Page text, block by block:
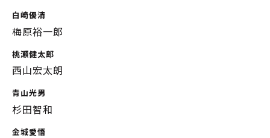
白崎優清
梅原裕一郎
桃瀬健太郎
西山宏太朗
青山光男
杉田智和
金城愛悟